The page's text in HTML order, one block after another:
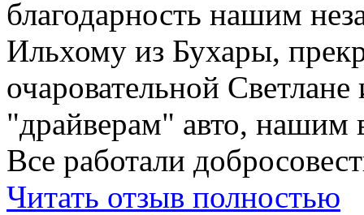
благодарность нашим
Ильхому из Бухары,
очаровательной
"драйверам" авто, нашим
Все работали
Читать отзыв полностью